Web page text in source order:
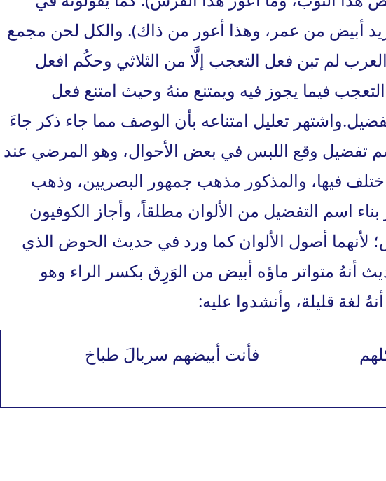
أبيض من عمر، وهذا أعور من ذاك). والكل لحن مجمع
لم تبن فعل التعجب إلَّا من الثلاثي وحكُم افعل
فيما يجوز فيه ويمتنع منهُ وحيث امتنع فعل
تعليل امتناعه بأن الوصف مما جاء ذكر جاءَ
تفضيل وقع اللبس في بعض الأحوال، وهو المرضي عند
اختلف فيها، والمذكور مذهب جمهور البصريين، وذهب
اسم التفضيل من الألوان مطلقاً، وأجاز الكوفيون
لأنهما أصول الألوان كما ورد في حديث الحوض الذي
أنهُ متواتر ماؤه أبيض من الوَرِق بكسر الراء وهو
قليلة، وأنشدوا عليه:
فأنت أبيضهم سربالَ طباخ